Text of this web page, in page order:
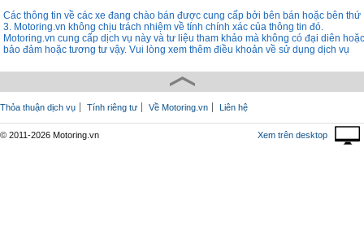
Các thông tin về các xe đang chào bán được cung cấp bởi bên bán hoặc bên thứ
3. Motoring.vn không chịu trách nhiệm về tính chính xác của thông tin đó.
Motoring.vn cung cấp dịch vụ này và tư liệu tham khảo mà không có đại diên hoặc
bảo đảm hoặc tương tư vậy. Vui lòng xem thêm điều khoản về sử dụng dịch vụ
Thỏa thuận dịch vụ Tính riêng tư Về Motoring.vn Liên hệ
© 2011-2026 Motoring.vn Xem trên desktop